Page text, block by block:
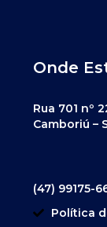
Onde
Rua 701 nº
Camboriú –
(47) 99175-
Política